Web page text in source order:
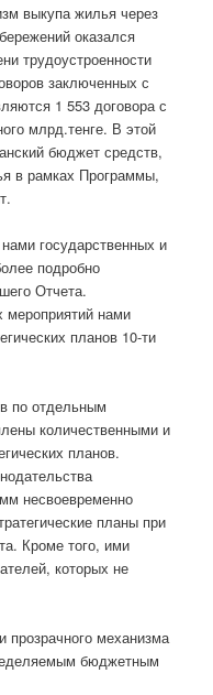
выкупа жилья через
оказался
трудоустроенности
заключенных с
1 553 договора с
млрд.тенге. В этой
бюджет средств,
в рамках Программы,
государственных и
подробно
Отчета.
мероприятий нами
планов 10-ти
по отдельным
количественными и
планов.
несвоевременно
планы при
Кроме того, ими
которых не
прозрачного механизма
бюджетным